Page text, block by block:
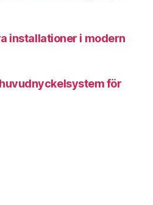
installationer i modern
för